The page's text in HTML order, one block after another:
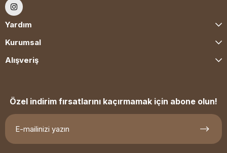
Yardım
Kurumsal
Alışveriş
Özel indirim fırsatlarını kaçırmamak için abone olun!